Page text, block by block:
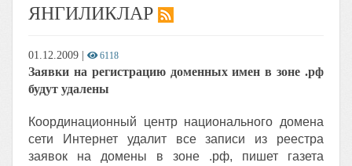
ЯНГИЛИКЛАР
01.12.2009 6118
Заявки на регистрацию доменных имен в зоне .рф
будут удалены
Координационный центр национального домена
сети Интернет удалит все записи из реестра
заявок на домены в зоне .рф, пишет газета